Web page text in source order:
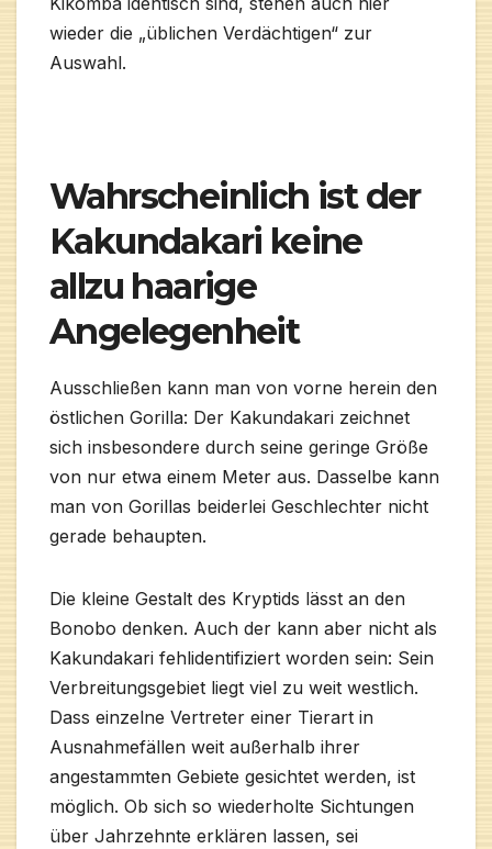
wieder die „üblichen Verdächtigen“ zur
Auswahl.
Wahrscheinlich ist der
Kakundakari keine
allzu haarige
Angelegenheit
Ausschließen kann man von vorne herein den
östlichen Gorilla: Der Kakundakari zeichnet
sich insbesondere durch seine geringe Größe
von nur etwa einem Meter aus. Dasselbe kann
man von Gorillas beiderlei Geschlechter nicht
gerade behaupten.
Die kleine Gestalt des Kryptids lässt an den
Bonobo denken. Auch der kann aber nicht als
Kakundakari fehlidentifiziert worden sein: Sein
Verbreitungsgebiet liegt viel zu weit westlich.
Dass einzelne Vertreter einer Tierart in
Ausnahmefällen weit außerhalb ihrer
angestammten Gebiete gesichtet werden, ist
möglich. Ob sich so wiederholte Sichtungen
über Jahrzehnte erklären lassen, sei